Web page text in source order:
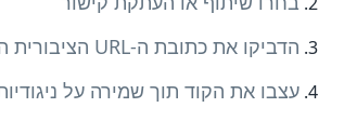
הדביקו את כתובת ה-URL הציבורית המלאה במחולל
עצבו את הקוד תוך שמירה על